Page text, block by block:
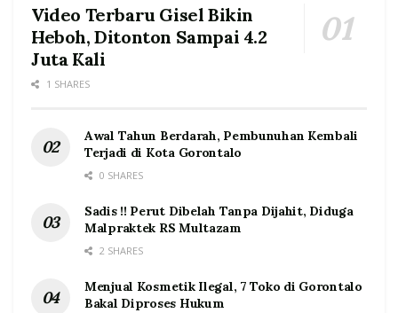
Video Terbaru Gisel Bikin
Heboh, Ditonton Sampai 4.2
Juta Kali
1 SHARES
Awal Tahun Berdarah, Pembunuhan Kembali
Terjadi di Kota Gorontalo
0 SHARES
Sadis !! Perut Dibelah Tanpa Dijahit, Diduga
Malpraktek RS Multazam
2 SHARES
Menjual Kosmetik Ilegal, 7 Toko di Gorontalo
Bakal Diproses Hukum